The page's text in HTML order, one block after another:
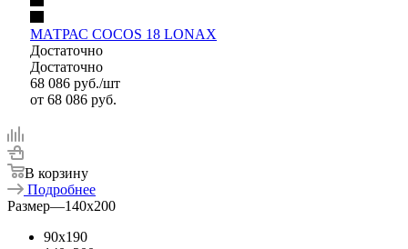
МАТРАС COCOS 18 LONAX
Достаточно
Достаточно
68 086 руб./шт
от 68 086 руб.
В корзину
Подробнее
Размер—140x200
90x190